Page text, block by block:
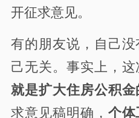
开征求意见。
有的朋友说，自己
己无关。事实上，这
就是扩大住房公积
求意见稿明确， 个体